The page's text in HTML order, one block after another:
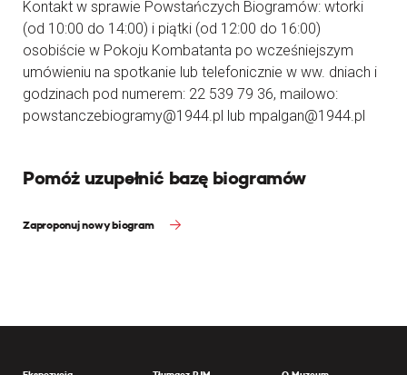
Kontakt w sprawie Powstańczych Biogramów: wtorki
(od 10:00 do 14:00) i piątki (od 12:00 do 16:00)
osobiście w Pokoju Kombatanta po wcześniejszym
umówieniu na spotkanie lub telefonicznie w ww. dniach i
godzinach pod numerem: 22 539 79 36, mailowo:
powstanczebiogramy@1944.pl lub mpalgan@1944.pl
Pomóż uzupełnić bazę biogramów
Zaproponuj nowy biogram